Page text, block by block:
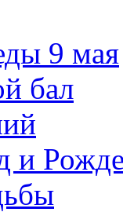
9 мая
бал
и